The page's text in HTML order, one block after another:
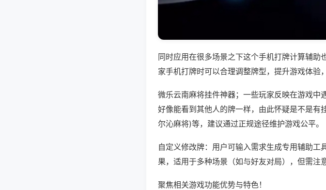
同时应用在很多场景之下这个手机打牌计算辅
家手机打牌时可以合理调整牌型，提升游戏体验
微乐云南麻将挂件神器；一些玩家反映在游戏中
好像能看到其他人的牌一样，由此怀疑是不是
尔沁麻将)等，建议通过正规途径维护游戏公平。
自定义修改牌：用户可输入需求生成专用辅助工
果，适用于多种场景（如与好友对局），但需注
聚焦相关游戏功能优势与特色！